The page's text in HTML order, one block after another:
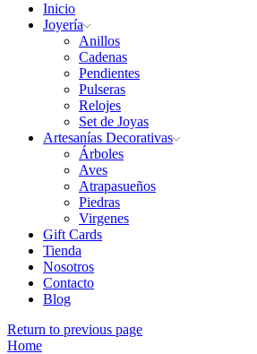
Inicio
Joyería
Anillos
Cadenas
Pendientes
Pulseras
Relojes
Set de Joyas
Artesanías Decorativas
Árboles
Aves
Atrapasueños
Piedras
Virgenes
Gift Cards
Tienda
Nosotros
Contacto
Blog
Return to previous page
Home